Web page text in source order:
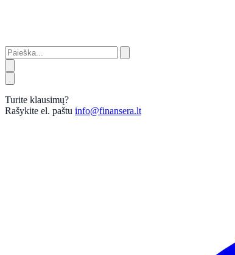
Turite klausimų?
Rašykite el. paštu info@finansera.lt